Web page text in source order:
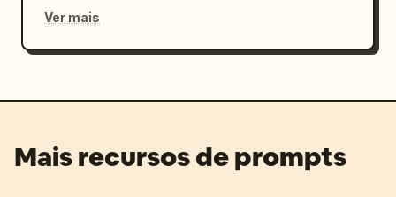
Ver mais
Mais recursos de prompts